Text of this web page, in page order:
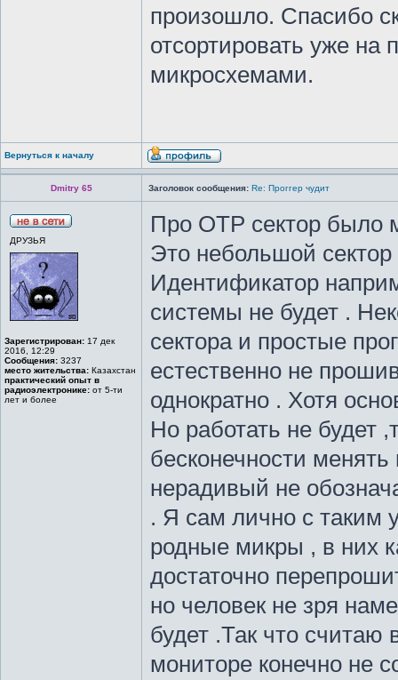
произошло. Спасибо
отсортировать уже на
микросхемами.
Вернуться к началу
Dmitry 65 Заголовок сообщения: Re: Проггер чудит
ДРУЗЬЯ
Зарегистрирован: 17 дек
2016, 12:29
Сообщения: 3237
место жительства: Казахстан
практический опыт в
радиоэлектронике: от 5-ти
лет и более
Про ОТР сектор было
Это небольшой
Идентификатор
системы не будет .
сектора и простые
естественно не
однократно . Хотя
Но работать не будет
бесконечности
нерадивый не
. Я сам лично с таким
родные микры , в них
достаточно
но человек не зря
будет .Так что
мониторе конечно не